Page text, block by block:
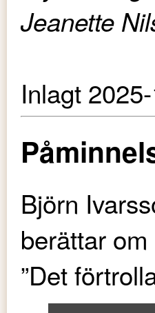
Jeanette
Inlagt
Björn
berättar om
”Det